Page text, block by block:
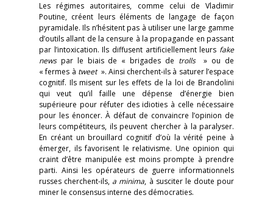
Les régimes autoritaires, comme celui de Vladimir
Poutine, créent leurs éléments de langage de façon
pyramidale. Ils n’hésitent pas à utiliser une large gamme
d’outils allant de la censure à la propagande en passant
par l’intoxication. Ils diffusent artificiellement leurs fake
newspar le biais de « brigades de trolls» ou de
« fermes à tweet». Ainsi cherchent-ils à saturer l’espace
cognitif. Ils misent sur les effets de la loi de Brandolini
qui veut qu’il faille une dépense d’énergie bien
supérieure pour réfuter des idioties à celle nécessaire
pour les énoncer. À défaut de convaincre l’opinion de
leurs compétiteurs, ils peuvent chercher à la paralyser.
En créant un brouillard cognitif d’où la vérité peine à
émerger, ils favorisent le relativisme. Une opinion qui
craint d’être manipulée est moins prompte à prendre
parti. Ainsi les opérateurs de guerre informationnels
russes cherchent-ils, a minima, à susciter le doute pour
miner le consensus interne des démocraties.